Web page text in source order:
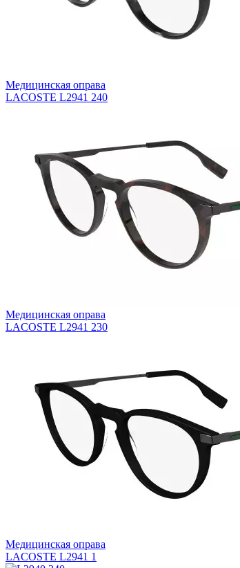
Медицинская оправа
LACOSTE L2941 240
Медицинская оправа
LACOSTE L2941 230
Медицинская оправа
LACOSTE L2941 1